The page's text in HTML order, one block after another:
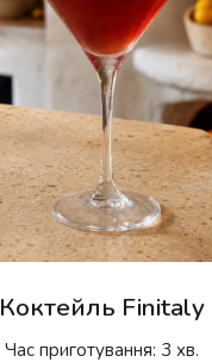
Коктейль Finitaly
Час приготування: 3 хв.